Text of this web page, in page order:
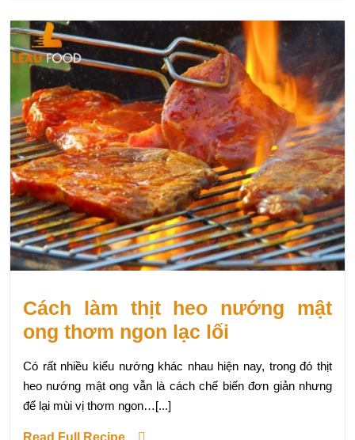
Cách làm thịt heo nướng mật
ong thơm ngon lạc lối
Có rất nhiều kiểu nướng khác nhau hiện nay, trong đó thịt
heo nướng mật ong vẫn là cách chế biến đơn giản nhưng
để lại mùi vị thơm ngon…[...]
Read Full Recipe